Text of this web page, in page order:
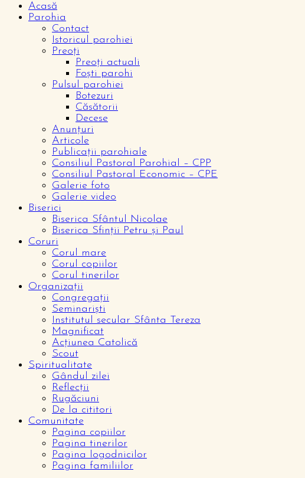
Acasă
Parohia
Contact
Istoricul parohiei
Preoți
Preoți actuali
Foști parohi
Pulsul parohiei
Botezuri
Căsătorii
Decese
Anunțuri
Articole
Publicații parohiale
Consiliul Pastoral Parohial – CPP
Consiliul Pastoral Economic – CPE
Galerie foto
Galerie video
Biserici
Biserica Sfântul Nicolae
Biserica Sfinții Petru și Paul
Coruri
Corul mare
Corul copiilor
Corul tinerilor
Organizații
Congregații
Seminariști
Institutul secular Sfânta Tereza
Magnificat
Acțiunea Catolică
Scout
Spiritualitate
Gândul zilei
Reflecții
Rugăciuni
De la cititori
Comunitate
Pagina copiilor
Pagina tinerilor
Pagina logodnicilor
Pagina familiilor